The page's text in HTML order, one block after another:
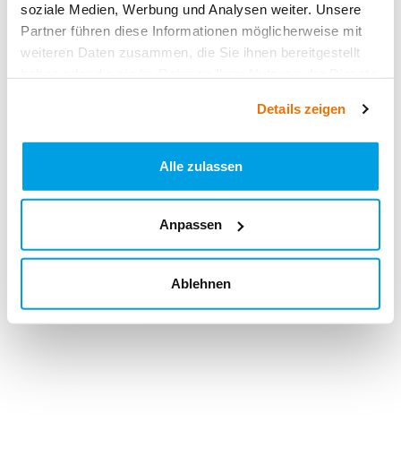
soziale Medien, Werbung und Analysen weiter. Unsere
Partner führen diese Informationen möglicherweise mit
weiteren Daten zusammen, die Sie ihnen bereitgestellt
Details zeigen
Alle zulassen
Anpassen
Ablehnen